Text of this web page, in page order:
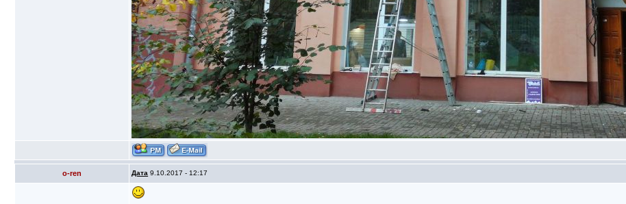
o-ren Дата 9.10.2017 - 12:17